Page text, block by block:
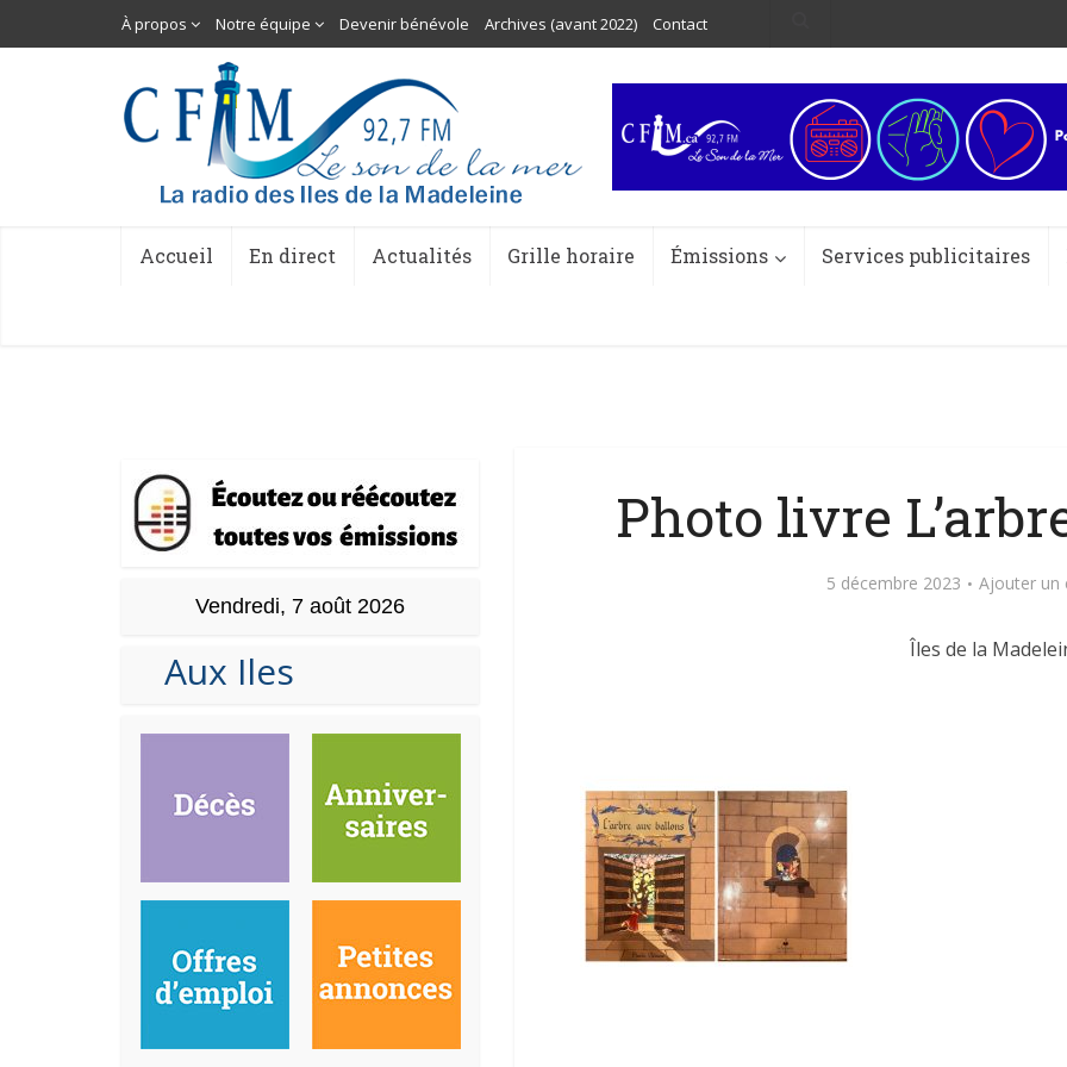
À propos Notre équipe Devenir bénévole Archives (avant 2022) Contact
Accueil En direct Actualités Grille horaire Émissions Services publicitaires
Vendredi, 7 août 2026
Aux Iles
Photo livre
5 décembre 2023 Ajouter un
Îles de la